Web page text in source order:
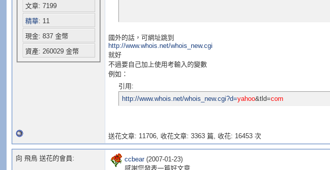
文章: 7199
精華: 11
現金: 837 金幣
資產: 260029 金幣
國外的話，可網址跳到
http://www.whois.net/whois_new.cgi
就好
不過要自己加上使用考輸入的變數
例如：
引用:
http://www.whois.net/whois_new.cgi?d=yahoo&tld=com
送花文章: 11706, 收花文章: 3363 篇, 收花: 16453 次
向 飛鳥 送花的會員: ccbear(2007-01-23)
感謝您發表一篇好文章